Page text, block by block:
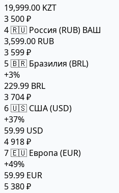
19,999.00 KZT
3 500 ₽
4🇷🇺 Россия (RUB) ВАШ
3,599.00 RUB
3 599 ₽
5🇧🇷 Бразилия (BRL)
+3%
229.99 BRL
3 704 ₽
6🇺🇸 США (USD)
+37%
59.99 USD
4 918 ₽
7🇪🇺 Европа (EUR)
+49%
59.99 EUR
5 380 ₽